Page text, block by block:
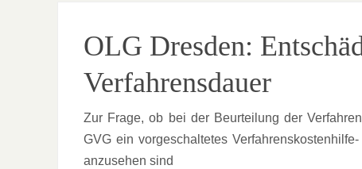
OLG Dresden:
Verfahrensdauer
Zur Frage, ob bei der Beurteilung der
GVG ein vorgeschaltetes
anzusehen sind